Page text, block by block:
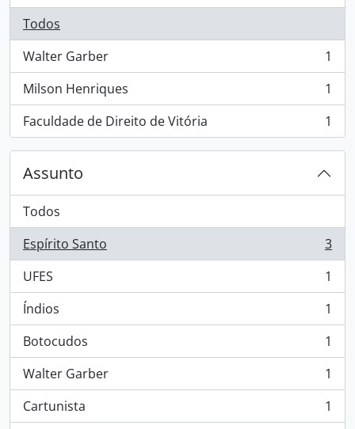
Todos
Walter Garber
, 1 resultados
1
Milson Henriques
, 1 resultados
1
Faculdade de Direito de Vitória
, 1 resultados 1
Assunto
Todos
Espírito Santo
, 3 resultados
3
UFES
, 1 resultados
1
Índios
, 1 resultados
1
Botocudos
, 1 resultados
1
Walter Garber
, 1 resultados
1
Cartunista
, 1 resultados
1